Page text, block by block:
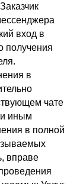
вход в
получения
в
чате
иным
в полной
вправе